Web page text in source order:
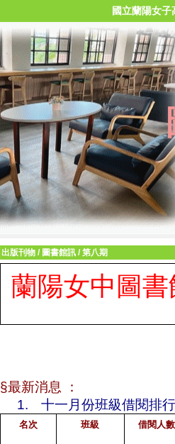
國立蘭陽女子
出版刊物/ 圖書館訊/第八期
蘭陽女中圖
§最新消息 ：
1.
十一月份班級借閱排
名次 班級 借閱人數